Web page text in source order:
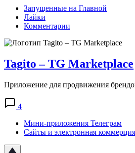
Запущенные на Главной
Лайки
Комментарии
Tagito – TG Marketplace
Приложение для продвижения
4
Мини-приложения Телеграм
Сайты и электронная коммерция